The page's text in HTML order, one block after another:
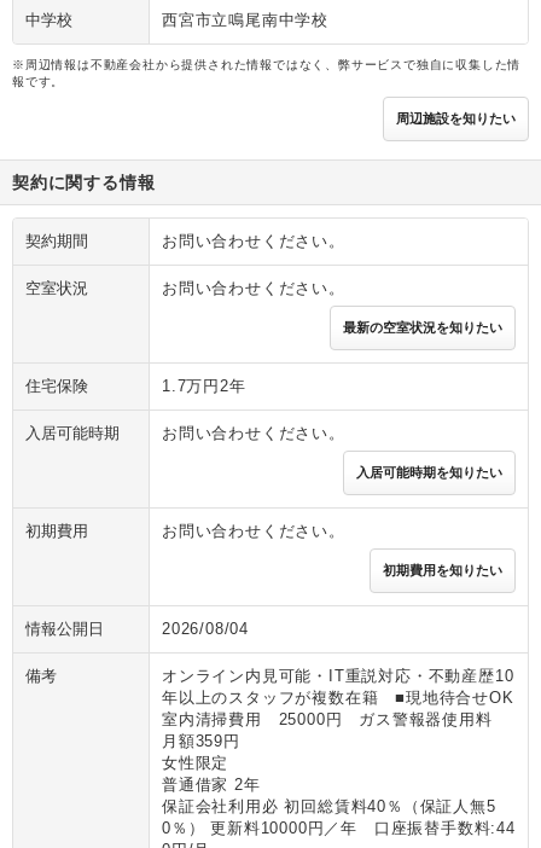
中学校 西宮市立鳴尾南中学校
※周辺情報は不動産会社から提供された情報ではなく、弊サービスで独自に収集した情
報です。
周辺施設を知りたい
契約に関する情報
契約期間 お問い合わせください。
空室状況 お問い合わせください。
最新の空室状況を知りたい
住宅保険 1.7万円2年
入居可能時期 お問い合わせください。
入居可能時期を知りたい
初期費用 お問い合わせください。
初期費用を知りたい
情報公開日 2026/08/04
備考
オンライン内見可能・IT重説対応・不動産歴10
年以上のスタッフが複数在籍 ■現地待合せOK
室内清掃費用 25000円 ガス警報器使用料
月額359円
女性限定
普通借家 2年
保証会社利用必 初回総賃料40％（保証人無5
0％） 更新料10000円／年 口座振替手数料:44